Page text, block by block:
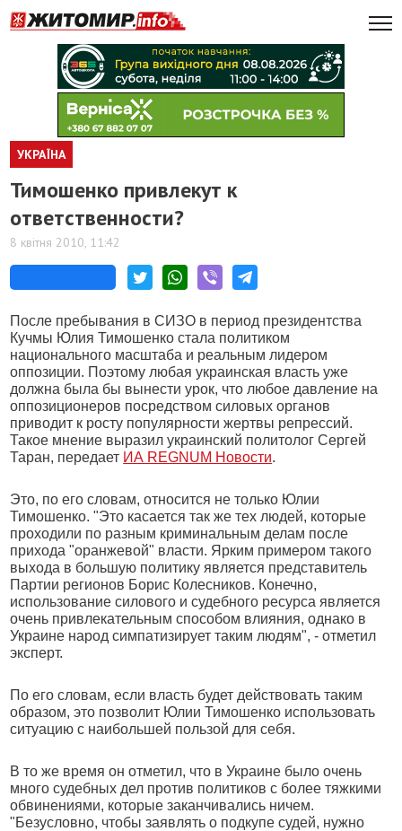
УКРАЇНА
Тимошенко привлекут к
ответственности?
8 квітня 2010, 11:42
После пребывания в СИЗО в период президентства
Кучмы Юлия Тимошенко стала политиком
национального масштаба и реальным лидером
оппозиции. Поэтому любая украинская власть уже
должна была бы вынести урок, что любое давление на
оппозиционеров посредством силовых органов
приводит к росту популярности жертвы репрессий.
Такое мнение выразил украинский политолог Сергей
Таран, передает ИА REGNUM Новости.
Это, по его словам, относится не только Юлии
Тимошенко. "Это касается так же тех людей, которые
проходили по разным криминальным делам после
прихода "оранжевой" власти. Ярким примером такого
выхода в большую политику является представитель
Партии регионов Борис Колесников. Конечно,
использование силового и судебного ресурса является
очень привлекательным способом влияния, однако в
Украине народ симпатизирует таким людям", - отметил
эксперт.
По его словам, если власть будет действовать таким
образом, это позволит Юлии Тимошенко использовать
ситуацию с наибольшей пользой для себя.
В то же время он отметил, что в Украине было очень
много судебных дел против политиков с более тяжкими
обвинениями, которые заканчивались ничем.
"Безусловно, чтобы заявлять о подкупе судей, нужно